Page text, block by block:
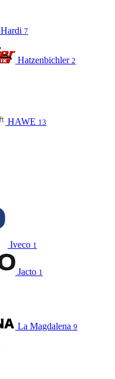
Hardi 7
Hatzenbichler 2
HAWE 13
Iveco 1
Jacto 1
La Magdalena 9